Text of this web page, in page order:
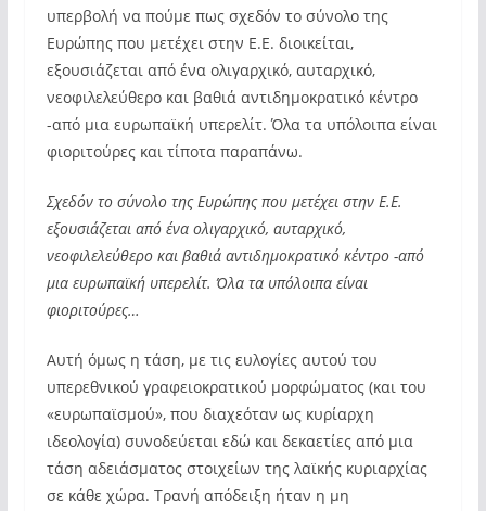
υπερβολή να πούμε πως σχεδόν το σύνολο της
Ευρώπης που μετέχει στην Ε.Ε. διοικείται,
εξουσιάζεται από ένα ολιγαρχικό, αυταρχικό,
νεοφιλελεύθερο και βαθιά αντιδημοκρατικό κέντρο
-από μια ευρωπαϊκή υπερελίτ. Όλα τα υπόλοιπα είναι
φιοριτούρες και τίποτα παραπάνω.
Σχεδόν το σύνολο της Ευρώπης που μετέχει στην Ε.Ε.
εξουσιάζεται από ένα ολιγαρχικό, αυταρχικό,
νεοφιλελεύθερο και βαθιά αντιδημοκρατικό κέντρο -από
μια ευρωπαϊκή υπερελίτ. Όλα τα υπόλοιπα είναι
φιοριτούρες…
Αυτή όμως η τάση, με τις ευλογίες αυτού του
υπερεθνικού γραφειοκρατικού μορφώματος (και του
«ευρωπαϊσμού», που διαχεόταν ως κυρίαρχη
ιδεολογία) συνοδεύεται εδώ και δεκαετίες από μια
τάση αδειάσματος στοιχείων της λαϊκής κυριαρχίας
σε κάθε χώρα. Τρανή απόδειξη ήταν η μη